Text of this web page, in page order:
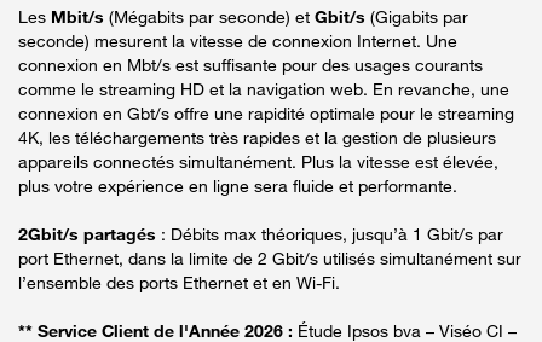
Les Mbit/s (Mégabits par seconde) et Gbit/s (Gigabits par
seconde) mesurent la vitesse de connexion Internet. Une
connexion en Mbt/s est suffisante pour des usages courants
comme le streaming HD et la navigation web. En revanche, une
connexion en Gbt/s offre une rapidité optimale pour le streaming
4K, les téléchargements très rapides et la gestion de plusieurs
appareils connectés simultanément. Plus la vitesse est élevée,
plus votre expérience en ligne sera fluide et performante.
2Gbit/s partagés : Débits max théoriques, jusqu’à 1 Gbit/s par
port Ethernet, dans la limite de 2 Gbit/s utilisés simultanément sur
l’ensemble des ports Ethernet et en Wi-Fi.
** Service Client de l'Année 2026 : Étude Ipsos bva – Viséo CI –